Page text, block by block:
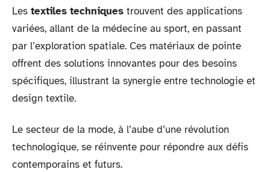
Les textiles techniques trouvent des applications
variées, allant de la médecine au sport, en passant
par l’exploration spatiale. Ces matériaux de pointe
offrent des solutions innovantes pour des besoins
spécifiques, illustrant la synergie entre technologie et
design textile.
Le secteur de la mode, à l’aube d’une révolution
technologique, se réinvente pour répondre aux défis
contemporains et futurs.